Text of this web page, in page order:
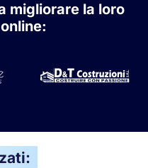
migliorare la loro